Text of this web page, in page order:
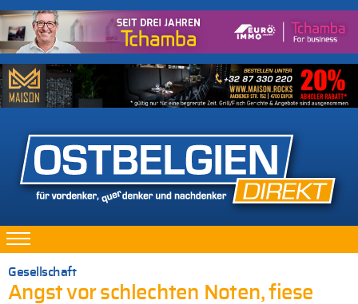
Gesellschaft
Angst vor schlechten Noten, fiese